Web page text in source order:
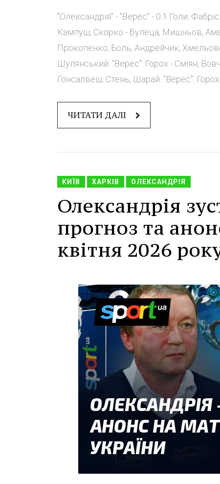
"Олександрія" - "Верес" - 0:1 Голи:
Кампуш, Скорко - Булеца, Мишньов,
Прокопенко, Боль, Андрейчик,
Шулянський. "Верес": Горох - Сміян,
Гонсалвеш, Стень, Шарай. "Верес": Горох -
ЧИТАТИ ДАЛІ
КИЇВ ХАРКІВ ОЛЕКСАНДРІЯ
Олександрія
прогноз та
квітня 2026